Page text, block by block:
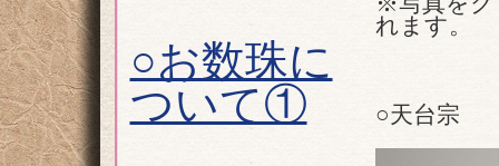
れます。
○天台宗
○お数珠に
ついて①